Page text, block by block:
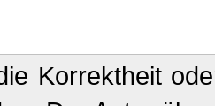
Korrektheit